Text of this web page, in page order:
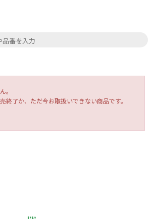
。
終了か、ただ今お取扱いできない商品です。